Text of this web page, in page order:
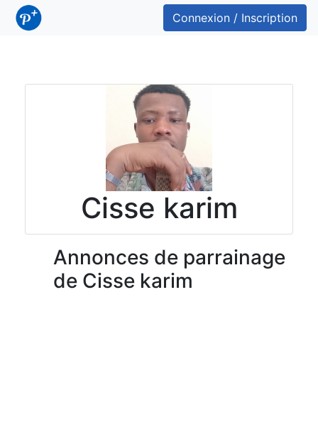
Connexion / Inscription
Cisse karim
Annonces de parrainage
de Cisse karim